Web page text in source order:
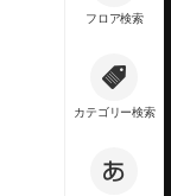
フロア検索
カテゴリー検索